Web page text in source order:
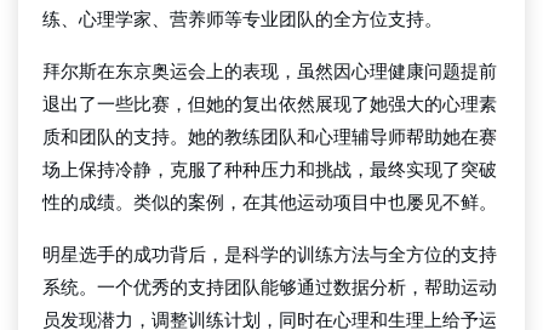
练、心理学家、营养师等专业团队的全方位支持。
拜尔斯在东京奥运会上的表现，虽然因心理健康问题提前
退出了一些比赛，但她的复出依然展现了她强大的心理素
质和团队的支持。她的教练团队和心理辅导师帮助她在赛
场上保持冷静，克服了种种压力和挑战，最终实现了突破
性的成绩。类似的案例，在其他运动项目中也屡见不鲜。
明星选手的成功背后，是科学的训练方法与全方位的支持
系统。一个优秀的支持团队能够通过数据分析，帮助运动
员发现潜力，调整训练计划，同时在心理和生理上给予运